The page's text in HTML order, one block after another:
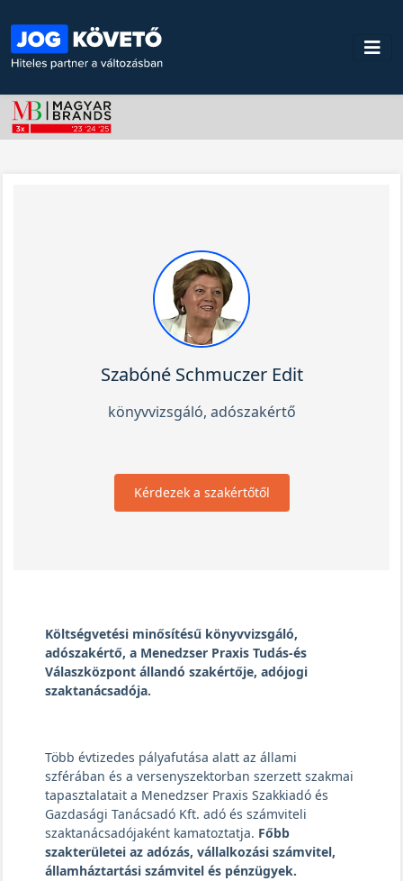
Szabóné Schmuczer Edit
könyvvizsgáló, adószakértő
Kérdezek a szakértőtől
Költségvetési minősítésű könyvvizsgáló,
adószakértő, a Menedzser Praxis Tudás-és
Válaszközpont állandó szakértője, adójogi
szaktanácsadója.
Több évtizedes pályafutása alatt az állami
szférában és a versenyszektorban szerzett szakmai
tapasztalatait a Menedzser Praxis Szakkiadó és
Gazdasági Tanácsadó Kft. adó és számviteli
szaktanácsadójaként kamatoztatja. Főbb
szakterületei az adózás, vállalkozási számvitel,
államháztartási számvitel és pénzügyek.